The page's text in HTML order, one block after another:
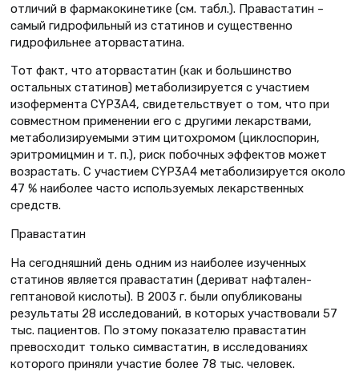
отличий в фармакокинетике (см. табл.). Правастатин –
самый гидрофильный из статинов и существенно
гидрофильнее аторвастатина.
Тот факт, что аторвастатин (как и большинство
остальных статинов) метаболизируется с участием
изофермента CYP3A4, свидетельствует о том, что при
совместном применении его с другими лекарствами,
метаболизируемыми этим цитохромом (циклоспорин,
эритромицмин и т. п.), риск побочных эффектов может
возрастать. С участием CYP3A4 метаболизируется около
47 % наиболее часто используемых лекарственных
средств.
Правастатин
На сегодняшний день одним из наиболее изученных
статинов является правастатин (дериват нафтален-
гептановой кислоты). В 2003 г. были опубликованы
результаты 28 исследований, в которых участвовали 57
тыс. пациентов. По этому показателю правастатин
превосходит только симвастатин, в исследованиях
которого приняли участие более 78 тыс. человек.